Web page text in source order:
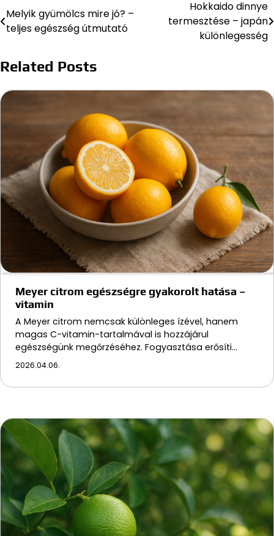
Bejegyzés
navigáció
Melyik gyümölcs mire jó? –
teljes egészség útmutató
Hokkaido dinnye
termesztése – japán
különlegesség
Related Posts
Meyer citrom egészségre gyakorolt hatása –
vitamin
A Meyer citrom nemcsak különleges ízével, hanem
magas C-vitamin-tartalmával is hozzájárul
egészségünk megőrzéséhez. Fogyasztása erősíti…
2026.04.06.